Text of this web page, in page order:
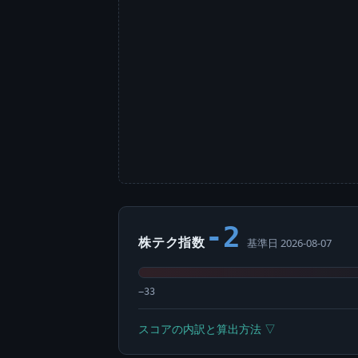
株テク指数 -2 基準日 2026-08-07
−33
スコアの内訳と算出方法 ▽